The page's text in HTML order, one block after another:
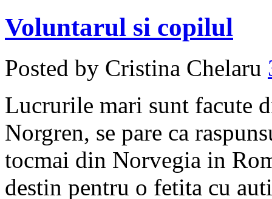
Voluntarul si copilul
Posted by Cristina Chelaru
Lucrurile mari sunt facute
Norgren, se pare ca
tocmai din Norvegia in
destin pentru o fetita cu